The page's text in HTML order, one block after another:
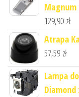
Magnum
129,90 zł
Atrapa
57,59 zł
Lampa
Diamond